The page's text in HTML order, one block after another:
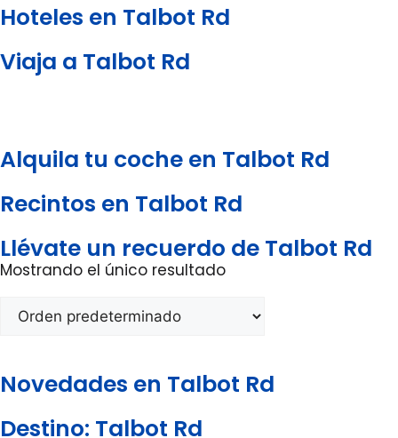
Hoteles en Talbot Rd
Viaja a Talbot Rd
Alquila tu coche en Talbot Rd
Recintos en Talbot Rd
Llévate un recuerdo de Talbot Rd
Mostrando el único resultado
Novedades en Talbot Rd
Destino: Talbot Rd